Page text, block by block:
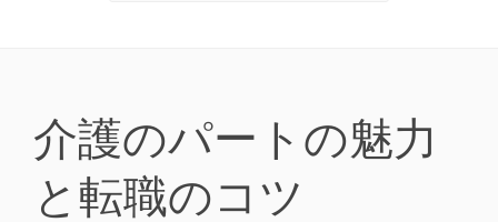
介護のパートの魅力
と転職のコツ